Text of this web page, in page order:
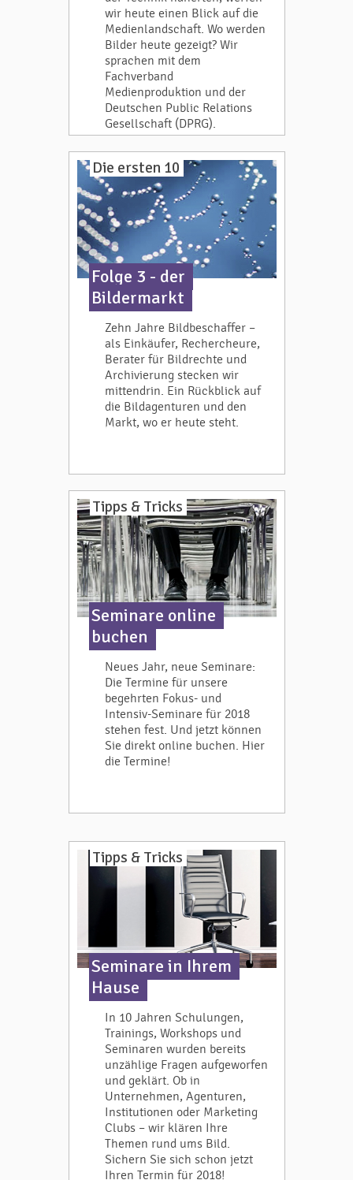
wir heute einen Blick auf die
Medienlandschaft. Wo werden
Bilder heute gezeigt? Wir
sprachen mit dem
Fachverband
Medienproduktion und der
Deutschen Public Relations
Gesellschaft (DPRG).
Die ersten 10
Folge 3 - der
Bildermarkt
Zehn Jahre Bildbeschaffer –
als Einkäufer, Rechercheure,
Berater für Bildrechte und
Archivierung stecken wir
mittendrin. Ein Rückblick auf
die Bildagenturen und den
Markt, wo er heute steht.
Tipps & Tricks
Seminare online
buchen
Neues Jahr, neue Seminare:
Die Termine für unsere
begehrten Fokus- und
Intensiv-Seminare für 2018
stehen fest. Und jetzt können
Sie direkt online buchen. Hier
die Termine!
Tipps & Tricks
Seminare in Ihrem
Hause
In 10 Jahren Schulungen,
Trainings, Workshops und
Seminaren wurden bereits
unzählige Fragen aufgeworfen
und geklärt. Ob in
Unternehmen, Agenturen,
Institutionen oder Marketing
Clubs – wir klären Ihre
Themen rund ums Bild.
Sichern Sie sich schon jetzt
Ihren Termin für 2018!